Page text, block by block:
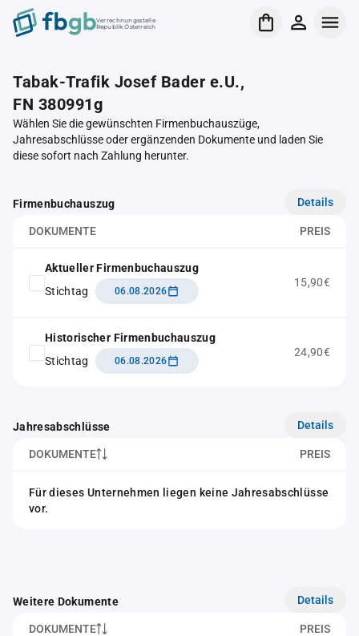
Verrechnungsstelle
Republik Österreich
Tabak-Trafik Josef Bader e.U.,
FN 380991g
Wählen Sie die gewünschten Firmenbuchauszüge,
Jahresabschlüsse oder ergänzenden Dokumente und laden Sie
diese sofort nach Zahlung herunter.
Firmenbuchauszug Details
DOKUMENTE PREIS
Aktueller Firmenbuchauszug
Stichtag
06.08.2026
15,90€
Historischer Firmenbuchauszug
Stichtag
06.08.2026
24,90€
Jahresabschlüsse Details
DOKUMENTE PREIS
Für dieses Unternehmen liegen keine Jahresabschlüsse
vor.
Weitere Dokumente Details
DOKUMENTE PREIS